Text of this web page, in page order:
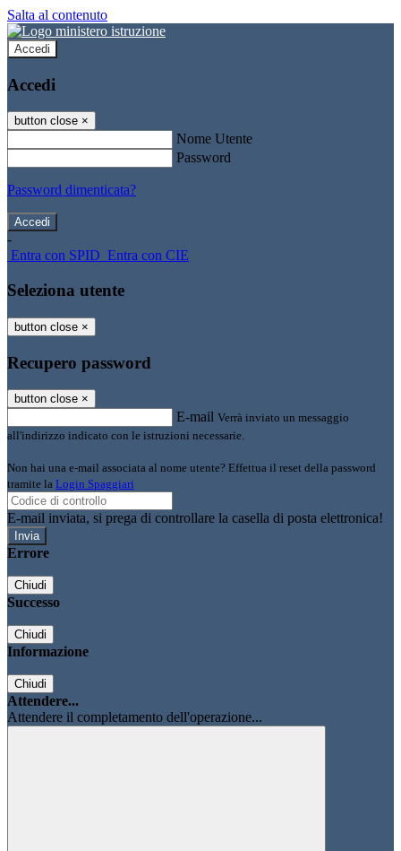
Salta al contenuto
Accedi
Accedi
button close ×
Nome Utente
Password
Password dimenticata?
-
Entra con SPID Entra con CIE
Seleziona utente
button close ×
Recupero password
button close ×
E-mail Verrà inviato un messaggio
all'indirizzo indicato con le istruzioni necessarie.
Non hai una e-mail associata al nome utente? Effettua il reset della password
tramite la Login Spaggiari
E-mail inviata, si prega di controllare la casella di posta elettronica!
Errore
Chiudi
Successo
Chiudi
Informazione
Chiudi
Attendere...
Attendere il completamento dell'operazione...